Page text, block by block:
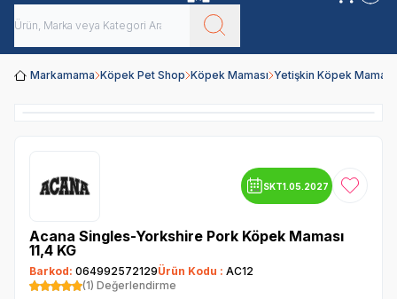
Markamama Köpek Pet Shop Köpek Maması Yetişkin Köpek Maması
SKT1.05.2027 Favoriye
Acana Singles-Yorkshire Pork Köpek Maması
11,4 KG
Barkod: 064992572129Ürün Kodu : AC12
(1) Değerlendirme